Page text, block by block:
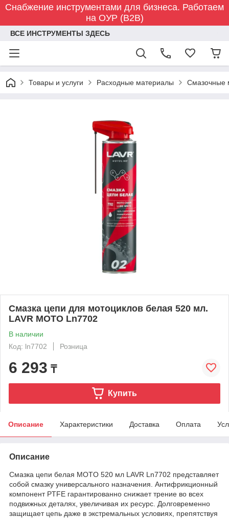
Снабжение инструментами для бизнеса. Работаем
на ОУР (B2B)
ВСЕ ИНСТРУМЕНТЫ ЗДЕСЬ
Товары и услуги Расходные материалы Смазочные
Смазка цепи для мотоциклов белая 520 мл.
LAVR MOTO Ln7702
В наличии
Код: ln7702
Розница
6 293 ₸
Купить
Описание Характеристики Доставка Оплата
Описание
Смазка цепи белая MOTO 520 мл LAVR Ln7702 представляет
собой смазку универсального назначения. Антифрикционный
компонент PTFE гарантированно снижает трение во всех
подвижных деталях, увеличивая их ресурс. Долговременно
защищает цепь даже в экстремальных условиях, препятствуя